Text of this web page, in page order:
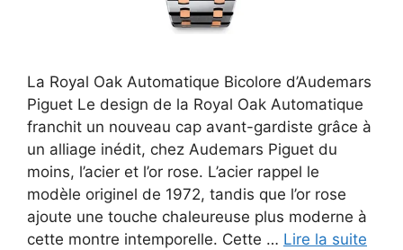
La Royal Oak Automatique Bicolore d’Audemars
Piguet Le design de la Royal Oak Automatique
franchit un nouveau cap avant-gardiste grâce à
un alliage inédit, chez Audemars Piguet du
moins, l’acier et l’or rose. L’acier rappel le
modèle originel de 1972, tandis que l’or rose
ajoute une touche chaleureuse plus moderne à
cette montre intemporelle. Cette … Lire la suite